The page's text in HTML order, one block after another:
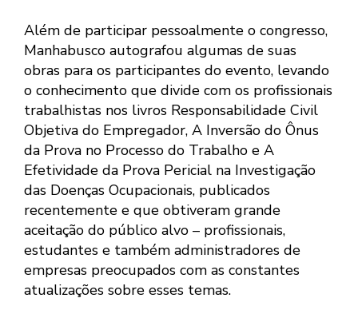
Além de participar pessoalmente o congresso,
Manhabusco autografou algumas de suas
obras para os participantes do evento, levando
o conhecimento que divide com os profissionais
trabalhistas nos livros Responsabilidade Civil
Objetiva do Empregador, A Inversão do Ônus
da Prova no Processo do Trabalho e A
Efetividade da Prova Pericial na Investigação
das Doenças Ocupacionais, publicados
recentemente e que obtiveram grande
aceitação do público alvo – profissionais,
estudantes e também administradores de
empresas preocupados com as constantes
atualizações sobre esses temas.